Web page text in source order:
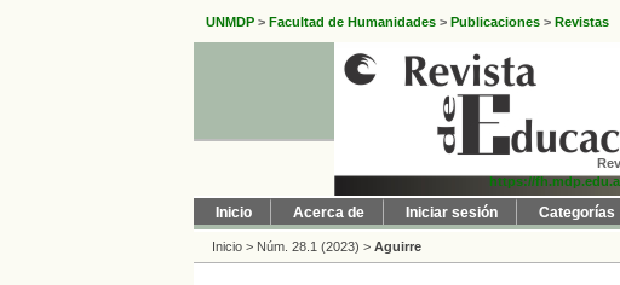
UNMDP > Facultad de Humanidades > Publicaciones > Revistas
https://
Inicio Acerca de Iniciar sesión Categorías
Inicio > Núm. 28.1 (2023) > Aguirre